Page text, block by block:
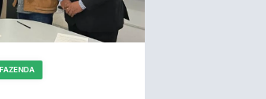
FAZENDA